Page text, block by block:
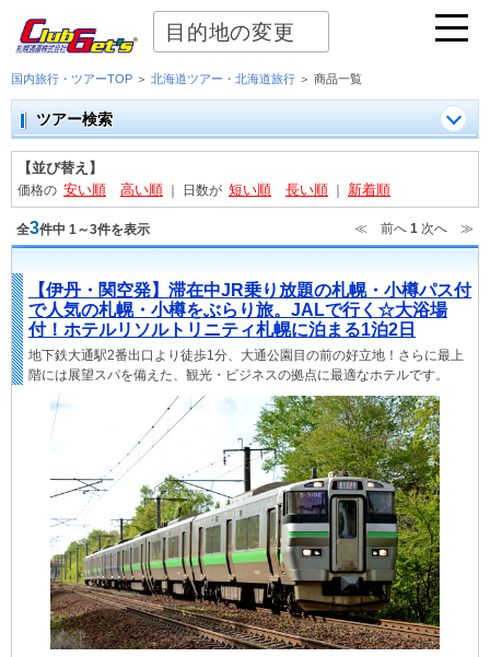
目的地の変更
国内旅行・ツアーTOP ＞ 北海道ツアー・北海道旅行 ＞ 商品一覧
ツアー検索
【並び替え】
価格の 安い順 高い順 日数が 短い順 長い順 新着順
全3件中 1～3件を表示 ≪ 前へ 1 次へ ≫
【伊丹・関空発】滞在中JR乗り放題の札幌・小樽パス付
で人気の札幌・小樽をぶらり旅。JALで行く☆大浴場
付！ホテルリソルトリニティ札幌に泊まる1泊2日
地下鉄大通駅2番出口より徒歩1分、大通公園目の前の好立地！さらに最上
階には展望スパを備えた、観光・ビジネスの拠点に最適なホテルです。